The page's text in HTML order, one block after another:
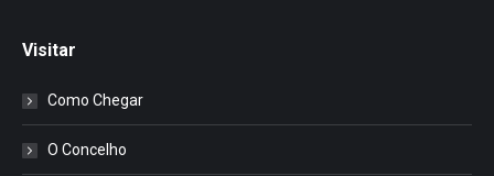
Visitar
Como Chegar
O Concelho